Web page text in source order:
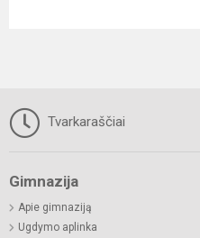
Tvarkaraščiai
Gimnazija
Apie gimnaziją
Ugdymo aplinka